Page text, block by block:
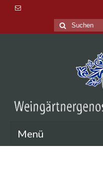
Suche
nach:
Menü